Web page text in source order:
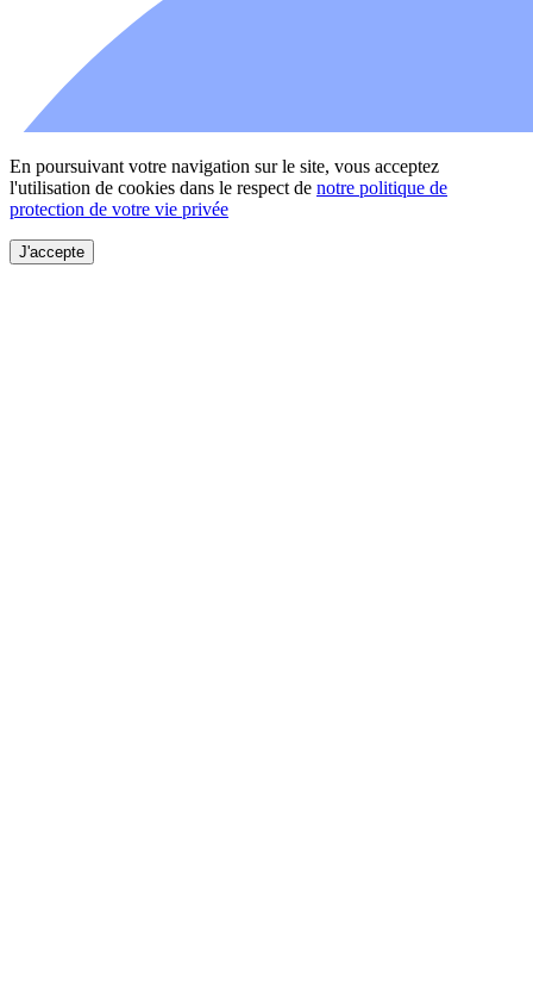
En poursuivant votre navigation sur le site, vous acceptez
l'utilisation de cookies dans le respect de notre politique de
protection de votre vie privée
J'accepte